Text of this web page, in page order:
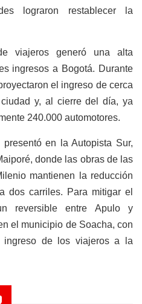
lograron restablecer la
viajeros generó una alta
ingresos a Bogotá. Durante
el ingreso de cerca
y, al cierre del día, ya
240.000 automotores.
en la Autopista Sur,
donde las obras de las
mantienen la reducción
dos carriles. Para mitigar el
reversible entre Apulo y
el municipio de Soacha, con
de los viajeros a la